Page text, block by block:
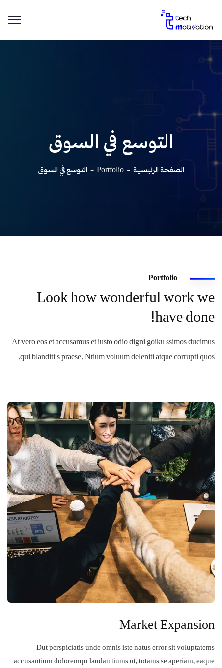
التوسع في السوق
الصفحة الرئيسية Portfolio التوسع في السوق
Portfolio
Look how wonderful work we
have done!
At vero eos et accusamus et iusto odio digni goiku ssimos ducimus
qui blanditiis praese. Ntium voluum deleniti atque corrupti quos.
Market Expansion
Dut perspiciatis unde omnis iste natus error sit voluptatems
accusantium doloremqu laudan tiums ut, totams se aperiam, eaque